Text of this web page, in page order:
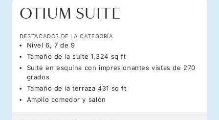
OTIUM SUITE
DESTACADOS DE LA CATEGORÍA
Nivel 6, 7 de 9
Tamaño de la suite 1,324 sq ft
Suite en esquina con impresionantes vistas de 270
grados
Tamaño de la terraza 431 sq ft
Amplio comedor y salón